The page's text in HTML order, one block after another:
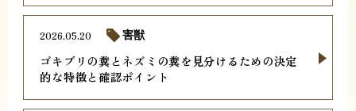
ゴキブリの糞とネズミの糞を見分けるための決定
的な特徴と確認ポイント
2026.05.20 害獣